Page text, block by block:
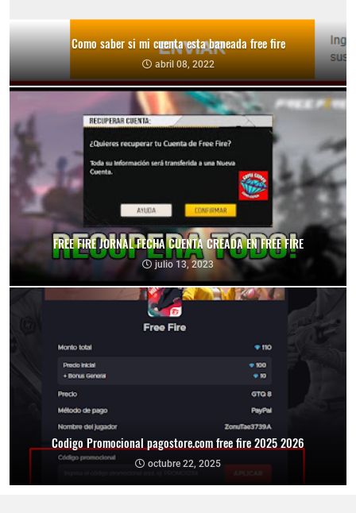
Como saber si mi cuenta esta baneada free fire
abril 08, 2022
FREE FIRE JORNAL FECHA CUENTA CREADA EN FREE FIRE
julio 13, 2023
Codigo Promocional pagostore.com free fire 2025 2026
octubre 22, 2025